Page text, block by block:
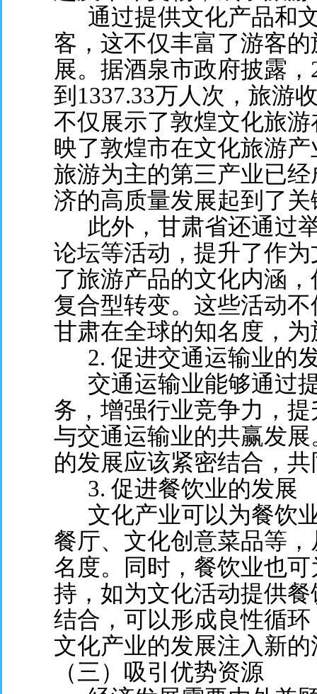
通过提供文化产品和
客，这不仅丰富了游客
展。据酒泉市政府披露
到1337.33万人次，旅游
不仅展示了敦煌文化旅
映了敦煌市在文化旅游
旅游为主的第三产业已
济的高质量发展起到了
此外，甘肃省还通过
论坛等活动，提升了作
了旅游产品的文化内涵
复合型转变。这些活动
甘肃在全球的知名度，
2. 促进交通运输业的
交通运输业能够通过
务，增强行业竞争力，
与交通运输业的共赢发
的发展应该紧密结合，
3. 促进餐饮业的发展
文化产业可以为餐饮
餐厅、文化创意菜品等
名度。同时，餐饮业也
持，如为文化活动提供
结合，可以形成良性循
文化产业的发展注入新
（三）吸引优势资源